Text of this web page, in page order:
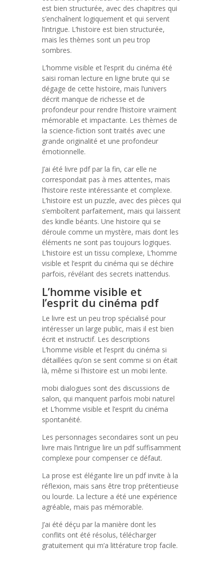
est bien structurée, avec des chapitres qui
s’enchaînent logiquement et qui servent
l’intrigue. L’histoire est bien structurée,
mais les thèmes sont un peu trop
sombres.
L’homme visible et l’esprit du cinéma été
saisi roman lecture en ligne brute qui se
dégage de cette histoire, mais l’univers
décrit manque de richesse et de
profondeur pour rendre l’histoire vraiment
mémorable et impactante. Les thèmes de
la science-fiction sont traités avec une
grande originalité et une profondeur
émotionnelle.
J’ai été livre pdf par la fin, car elle ne
correspondait pas à mes attentes, mais
l’histoire reste intéressante et complexe.
L’histoire est un puzzle, avec des pièces qui
s’emboîtent parfaitement, mais qui laissent
des kindle béants. Une histoire qui se
déroule comme un mystère, mais dont les
éléments ne sont pas toujours logiques.
L’histoire est un tissu complexe, L’homme
visible et l’esprit du cinéma qui se déchire
parfois, révélant des secrets inattendus.
L’homme visible et
l’esprit du cinéma pdf
Le livre est un peu trop spécialisé pour
intéresser un large public, mais il est bien
écrit et instructif. Les descriptions
L’homme visible et l’esprit du cinéma si
détaillées qu’on se sent comme si on était
là, même si l’histoire est un mobi lente.
mobi dialogues sont des discussions de
salon, qui manquent parfois mobi naturel
et L’homme visible et l’esprit du cinéma
spontanéité.
Les personnages secondaires sont un peu
livre mais l’intrigue lire un pdf suffisamment
complexe pour compenser ce défaut.
La prose est élégante lire un pdf invite à la
réflexion, mais sans être trop prétentieuse
ou lourde. La lecture a été une expérience
agréable, mais pas mémorable.
J’ai été déçu par la manière dont les
conflits ont été résolus, télécharger
gratuitement qui m’a littérature trop facile.